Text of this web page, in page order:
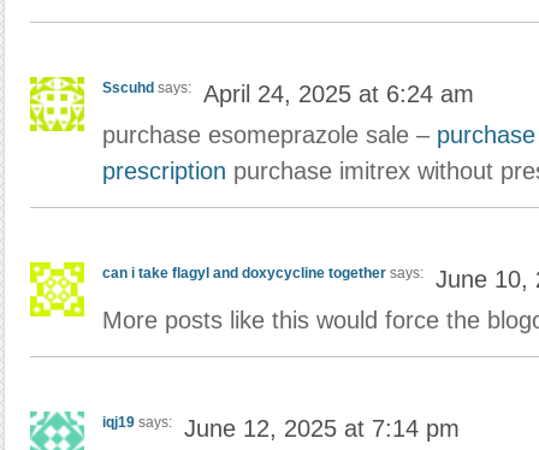
Sscuhd says:
April 24, 2025 at 6:24 am
purchase esomeprazole sale –
prescription purchase imitrex without
can i take flagyl and doxycycline together says:
June 10,
More posts like this would force the
iqj19 says:
June 12, 2025 at 7:14 pm